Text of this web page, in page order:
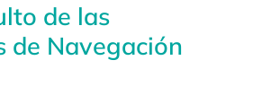
de las
de Navegación